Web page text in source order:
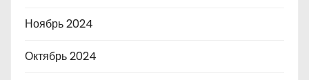
Ноябрь 2024
Октябрь 2024